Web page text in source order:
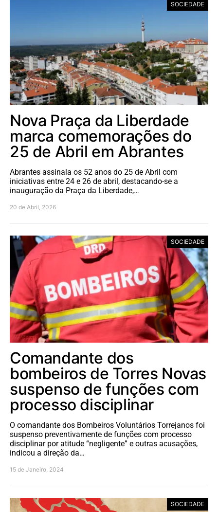
SOCIEDADE
Nova Praça da Liberdade
marca comemorações do
25 de Abril em Abrantes
Abrantes assinala os 52 anos do 25 de Abril com
iniciativas entre 24 e 26 de abril, destacando-se a
inauguração da Praça da Liberdade,…
20 de Abril, 2026
SOCIEDADE
Comandante dos
bombeiros de Torres Novas
suspenso de funções com
processo disciplinar
O comandante dos Bombeiros Voluntários Torrejanos foi
suspenso preventivamente de funções com processo
disciplinar por atitude “negligente” e outras acusações,
indicou a direção da…
15 de Janeiro, 2024
SOCIEDADE